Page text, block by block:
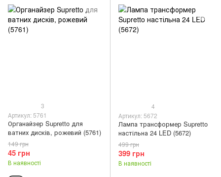
3
Артикул: 5761
Органайзер Supretto для
ватних дисків, рожевий (5761)
45 грн
149 грн
В наявності
4
Артикул: 5672
Лампа трансформер Supretto
настільна 24 LED (5672)
399 грн
499 грн
В наявності